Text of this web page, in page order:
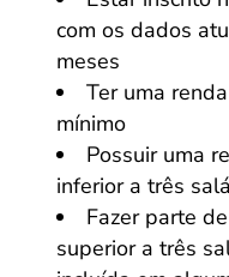
com os dados
meses
Ter uma
mínimo
Possuir uma
inferior a três
Fazer parte
superior a três